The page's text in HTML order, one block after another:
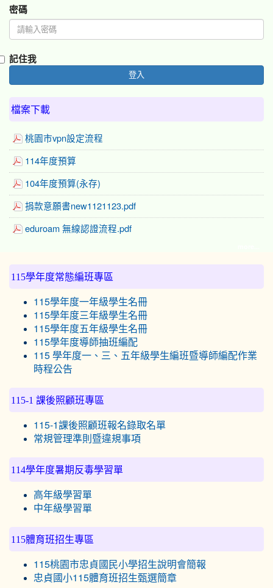
密碼
記住我
登入
檔案下載
桃園市vpn設定流程
114年度預算
104年度預算(永存)
捐款意願書new1121123.pdf
eduroam 無線認證流程.pdf
115學年度常態編班專區
115學年度一年級學生名冊
115學年度三年級學生名冊
115學年度五年級學生名冊
115學年度導師抽班編配
115 學年度一、三、五年級學生編班暨導師編配作業
時程公告
115-1 課後照顧班專區
115-1課後照顧班報名錄取名單
常規管理準則暨違規事項
114學年度暑期反毒學習單
高年級學習單
中年級學習單
115體育班招生專區
115桃園市忠貞國民小學招生說明會簡報
忠貞國小115體育班招生甄選簡章